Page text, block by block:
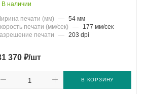
В наличии
печати (мм) — 54 мм
печати (мм/сек)
—
177 мм/сек
печати
— 203 dpi
370 ₽/шт
В КОРЗИНУ